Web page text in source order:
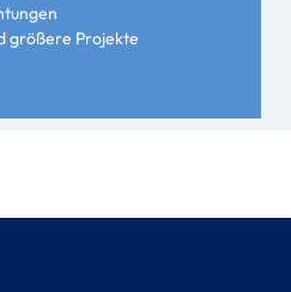
größere Projekte